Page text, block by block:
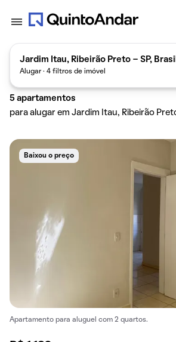
Jardim Itau, Ribeirão Preto - SP, Brasil
Alugar · 4 filtros de imóvel
5 apartamentos
para alugar em Jardim Itau, Ribeirão
Baixou o preço
Apartamento para aluguel com 2 quartos.